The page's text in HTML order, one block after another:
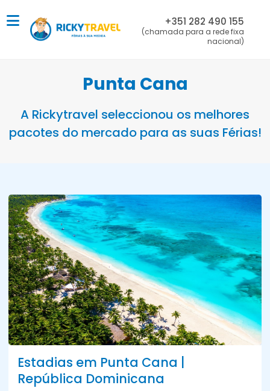
+351 282 490 155
(chamada para a rede fixa
nacional)
Punta Cana
A Rickytravel seleccionou os melhores
pacotes do mercado para as suas Férias!
Estadias em Punta Cana |
República Dominicana